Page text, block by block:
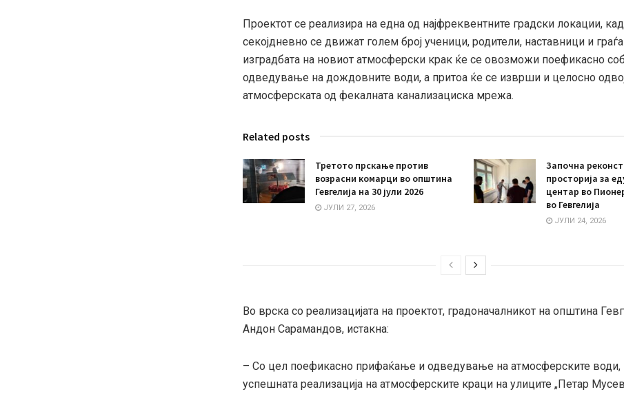
Проектот се реализира на една од најфреквентните градски локации,
секојдневно се движат голем број ученици, родители, наставници и
изградбата на новиот атмосферски крак ќе се овозможи поефикасно
одведување на дождовните води, а притоа ќе се изврши и целосно
атмосферската од фекалната канализациска мрежа.
Related posts
Третото прскање против
возрасни комарци во општина
Гевгелија на 30 јули 2026
ЈУЛИ 27, 2026
Започна
просторија за
центар во
во Гевгелија
ЈУЛИ 24, 2026
Во врска со реализацијата на проектот, градоначалникот на општина
Андон Сарамандов, истакна:
– Со цел поефикасно прифаќање и одведување на атмосферските води,
успешната реализација на атмосферските краци на улиците „Петар